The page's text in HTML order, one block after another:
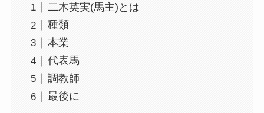
二木英実(馬主)とは
種類
本業
代表馬
調教師
最後に